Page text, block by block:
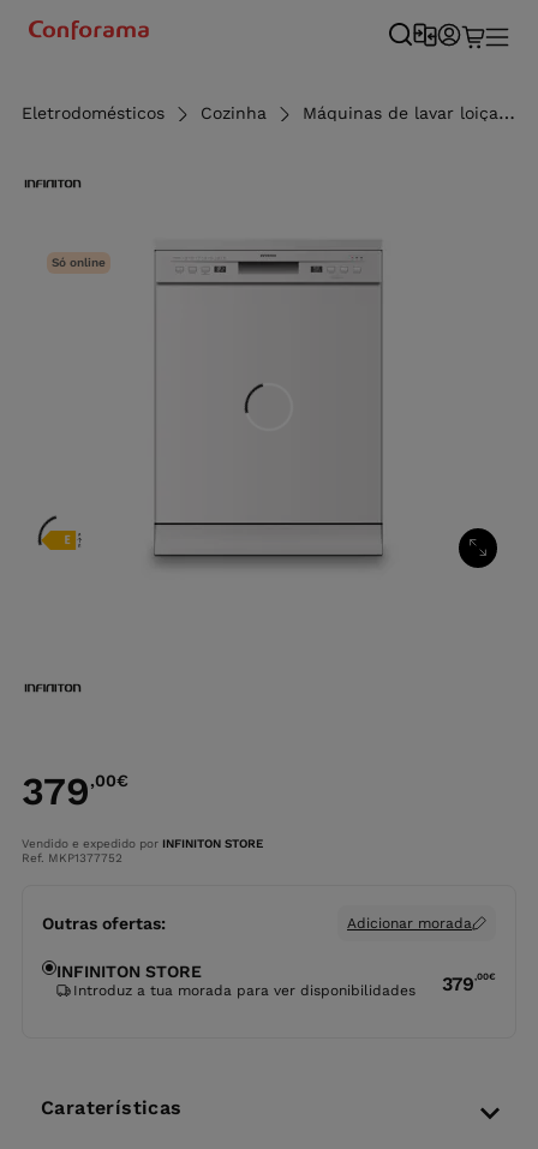
Eletrodomésticos Cozinha Máquinas de lavar loiça
Só online
379,00€
Vendido e expedido por INFINITON STORE
Ref. MKP1377752
Outras ofertas: Adicionar morada
INFINITON STORE
Introduz a tua morada para ver disponibilidades 379,00€
Caraterísticas